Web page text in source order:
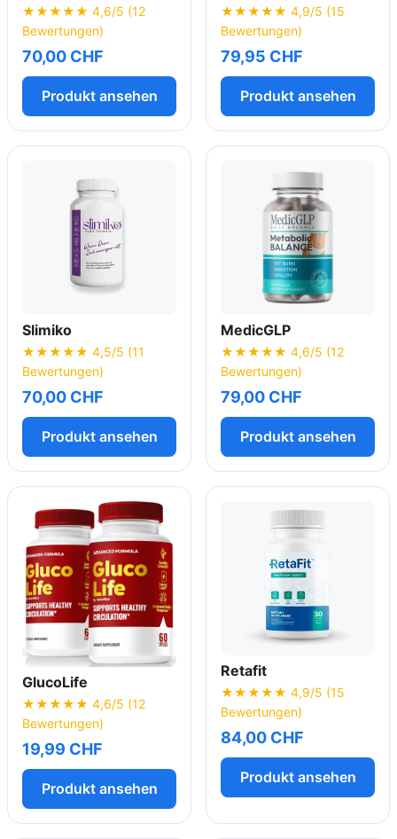
★★★★★ 4,6/5 (12
Bewertungen)
70,00 CHF
Produkt ansehen
★★★★★ 4,9/5 (15
Bewertungen)
79,95 CHF
Produkt ansehen
Slimiko
★★★★★ 4,5/5 (11
Bewertungen)
70,00 CHF
Produkt ansehen
MedicGLP
★★★★★ 4,6/5 (12
Bewertungen)
79,00 CHF
Produkt ansehen
GlucoLife
★★★★★ 4,6/5 (12
Bewertungen)
19,99 CHF
Produkt ansehen
Retafit
★★★★★ 4,9/5 (15
Bewertungen)
84,00 CHF
Produkt ansehen